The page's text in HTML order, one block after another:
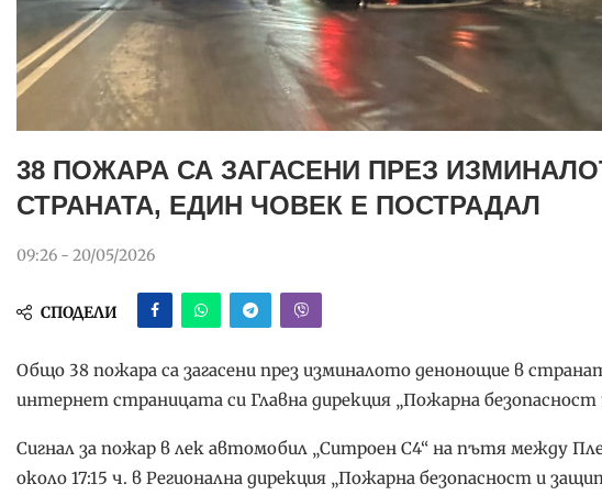
38 ПОЖАРА СА ЗАГАСЕНИ ПРЕЗ
СТРАНАТА, ЕДИН ЧОВЕК Е ПОСТРАДАЛ
09:26 - 20/05/2026
СПОДЕЛИ
Общо 38 пожара са загасени през изминалото денонощие в
интернет страницата си Главна дирекция „Пожарна безопасност
Сигнал за пожар в лек автомобил „Ситроен С4“ на пътя между
около 17:15 ч. в Регионална дирекция „Пожарна безопасност и